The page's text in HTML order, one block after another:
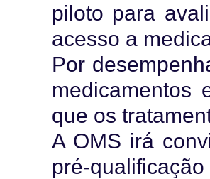
piloto para
acesso a
Por
medicamentos
que os
A OMS irá
pré-